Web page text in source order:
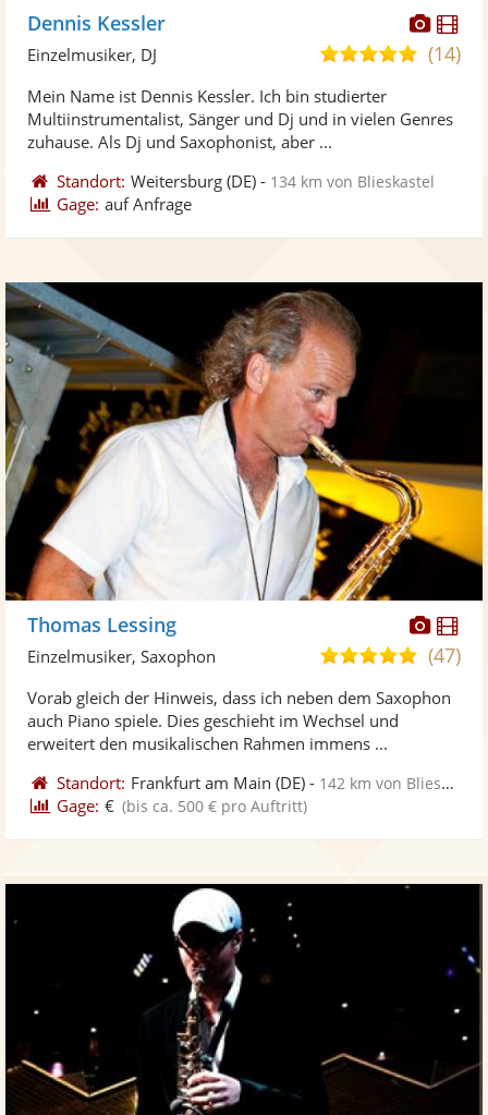
Dennis Kessler
5,0(14)
Einzelmusiker, DJ
Mein Name ist Dennis Kessler. Ich bin studierter
Multiinstrumentalist, Sänger und Dj und in vielen Genres
zuhause. Als Dj und Saxophonist, aber ...
Standort: Weitersburg (DE) - 134 km von Blieskastel
Gage: auf Anfrage
Fotos
Thomas Lessing
5,0
5
(47)
Einzelmusiker, Saxophon
Vorab gleich der Hinweis, dass ich neben dem Saxophon
auch Piano spiele. Dies geschieht im Wechsel und
erweitert den musikalischen Rahmen immens ...
Standort: Frankfurt am Main (DE) - 142 km von Blieskastel
Gage: € (bis ca. 500 € pro Auftritt)